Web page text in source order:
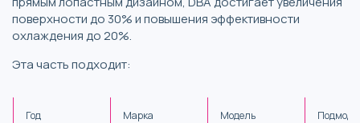
поверхности до 30% и повышения эффективности
охлаждения до 20%.
Эта часть подходит:
Год Марка Модель